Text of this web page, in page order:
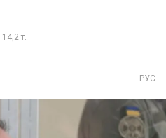
14,2 т.
РУС